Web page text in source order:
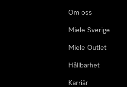
Om oss
Miele Sverige
Miele Outlet
Hållbarhet
Karriär